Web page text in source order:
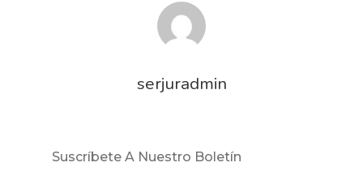
serjuradmin
Suscríbete A Nuestro Boletín
Inicio